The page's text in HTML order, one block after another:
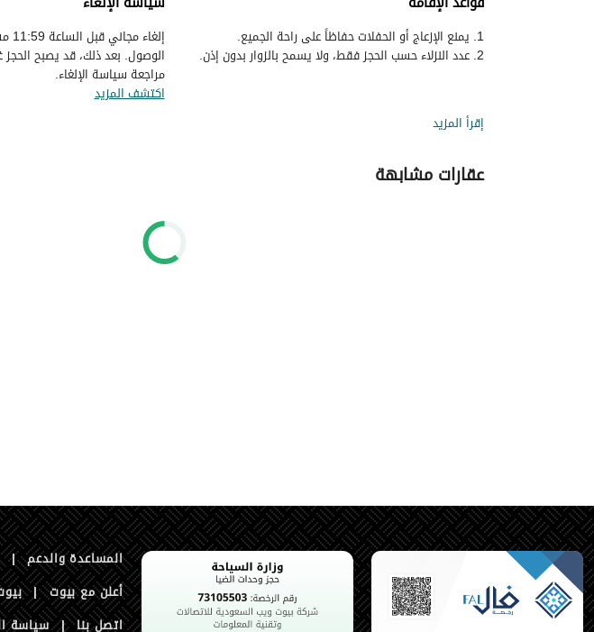
2. عدد النزلاء حسب الحجز فقط، ولا يسمح بالزوار بدون إذن. الوصول. بعد ذلك، قد يصبح الحجز
مراجعة سياسة الإلغاء.
اكتشف المزيد
إقرأ المزيد
عقارات مشابهة
المساعدة والدعم |
أعلن مع بيوت |
اتصل بنا | سياسة